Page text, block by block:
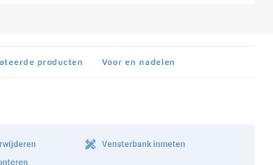
producten Voor en nadelen
Vensterbank inmeten